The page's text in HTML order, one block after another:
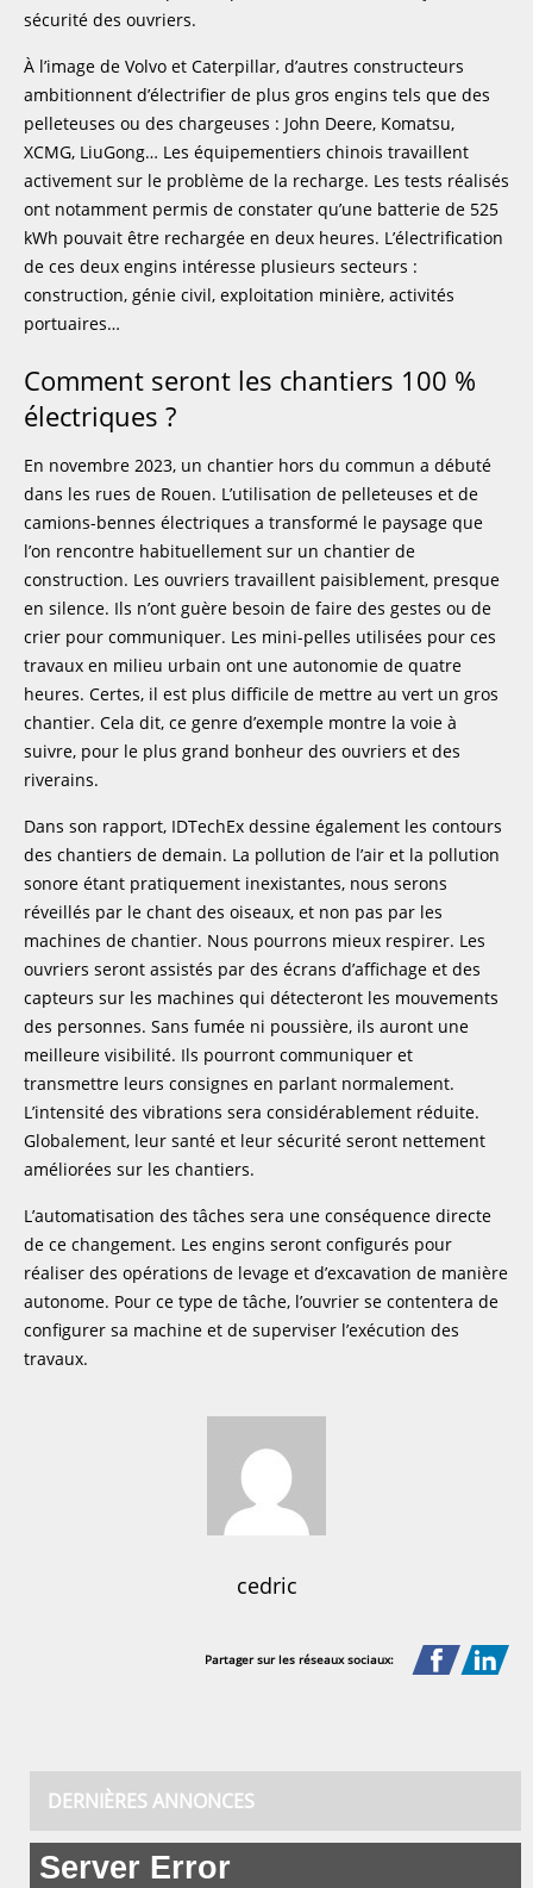
sécurité des ouvriers.
À l’image de Volvo et Caterpillar, d’autres constructeurs
ambitionnent d’électrifier de plus gros engins tels que des
pelleteuses ou des chargeuses : John Deere, Komatsu,
XCMG, LiuGong… Les équipementiers chinois travaillent
activement sur le problème de la recharge. Les tests réalisés
ont notamment permis de constater qu’une batterie de 525
kWh pouvait être rechargée en deux heures. L’électrification
de ces deux engins intéresse plusieurs secteurs :
construction, génie civil, exploitation minière, activités
portuaires…
Comment seront les chantiers 100 %
électriques ?
En novembre 2023, un chantier hors du commun a débuté
dans les rues de Rouen. L’utilisation de pelleteuses et de
camions-bennes électriques a transformé le paysage que
l’on rencontre habituellement sur un chantier de
construction. Les ouvriers travaillent paisiblement, presque
en silence. Ils n’ont guère besoin de faire des gestes ou de
crier pour communiquer. Les mini-pelles utilisées pour ces
travaux en milieu urbain ont une autonomie de quatre
heures. Certes, il est plus difficile de mettre au vert un gros
chantier. Cela dit, ce genre d’exemple montre la voie à
suivre, pour le plus grand bonheur des ouvriers et des
riverains.
Dans son rapport, IDTechEx dessine également les contours
des chantiers de demain. La pollution de l’air et la pollution
sonore étant pratiquement inexistantes, nous serons
réveillés par le chant des oiseaux, et non pas par les
machines de chantier. Nous pourrons mieux respirer. Les
ouvriers seront assistés par des écrans d’affichage et des
capteurs sur les machines qui détecteront les mouvements
des personnes. Sans fumée ni poussière, ils auront une
meilleure visibilité. Ils pourront communiquer et
transmettre leurs consignes en parlant normalement.
L’intensité des vibrations sera considérablement réduite.
Globalement, leur santé et leur sécurité seront nettement
améliorées sur les chantiers.
L’automatisation des tâches sera une conséquence directe
de ce changement. Les engins seront configurés pour
réaliser des opérations de levage et d’excavation de manière
autonome. Pour ce type de tâche, l’ouvrier se contentera de
configurer sa machine et de superviser l’exécution des
travaux.
cedric
Partager sur les réseaux sociaux:
DERNIÈRES ANNONCES